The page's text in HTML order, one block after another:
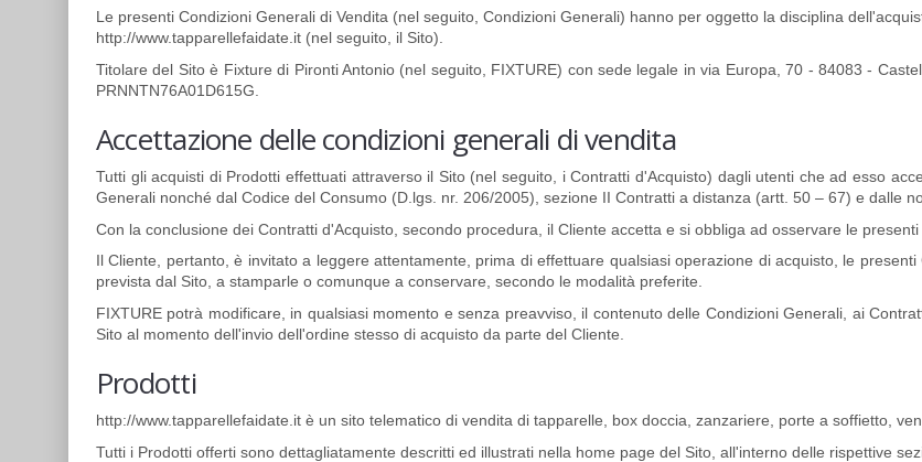
Le presenti Condizioni Generali di Vendita (nel seguito, Condizioni Generali) hanno per oggetto la disciplina
http://www.tapparellefaidate.it (nel seguito, il Sito).
Titolare del Sito è Fixture di Pironti Antonio (nel seguito, FIXTURE) con sede legale in via Europa, 70 - 84083 -
PRNNTN76A01D615G.
Accettazione delle condizioni generali di vendita
Tutti gli acquisti di Prodotti effettuati attraverso il Sito (nel seguito, i Contratti d'Acquisto) dagli utenti che ad esso
Generali nonché dal Codice del Consumo (D.lgs. nr. 206/2005), sezione II Contratti a distanza (artt. 50 – 67) e dalle
Con la conclusione dei Contratti d'Acquisto, secondo procedura, il Cliente accetta e si obbliga ad osservare le presenti
Il Cliente, pertanto, è invitato a leggere attentamente, prima di effettuare qualsiasi operazione di acquisto, le
prevista dal Sito, a stamparle o comunque a conservare, secondo le modalità preferite.
FIXTURE potrà modificare, in qualsiasi momento e senza preavviso, il contenuto delle Condizioni Generali, ai
Sito al momento dell'invio dell'ordine stesso di acquisto da parte del Cliente.
Prodotti
http://www.tapparellefaidate.it è un sito telematico di vendita di tapparelle, box doccia, zanzariere, porte a soffietto,
Tutti i Prodotti offerti sono dettagliatamente descritti ed illustrati nella home page del Sito, all'interno delle rispettive